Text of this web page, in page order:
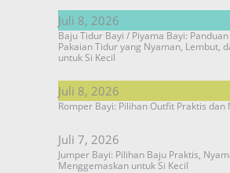
Juli 8, 2026
Baju Tidur Bayi / Piyama Bayi:
Pakaian Tidur yang Nyaman, Lembut,
untuk Si Kecil
Juli 8, 2026
Romper Bayi: Pilihan Outfit Praktis dan
Juli 7, 2026
Jumper Bayi: Pilihan Baju Praktis,
Menggemaskan untuk Si Kecil